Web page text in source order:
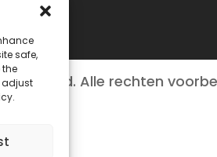
Co., Ltd. Alle rechten
safe,
the
adjust